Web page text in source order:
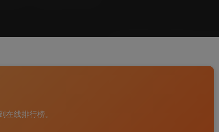
线排行榜。